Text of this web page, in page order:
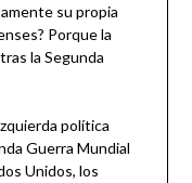
su propia
Porque la
la Segunda
política
Guerra Mundial
Unidos, los